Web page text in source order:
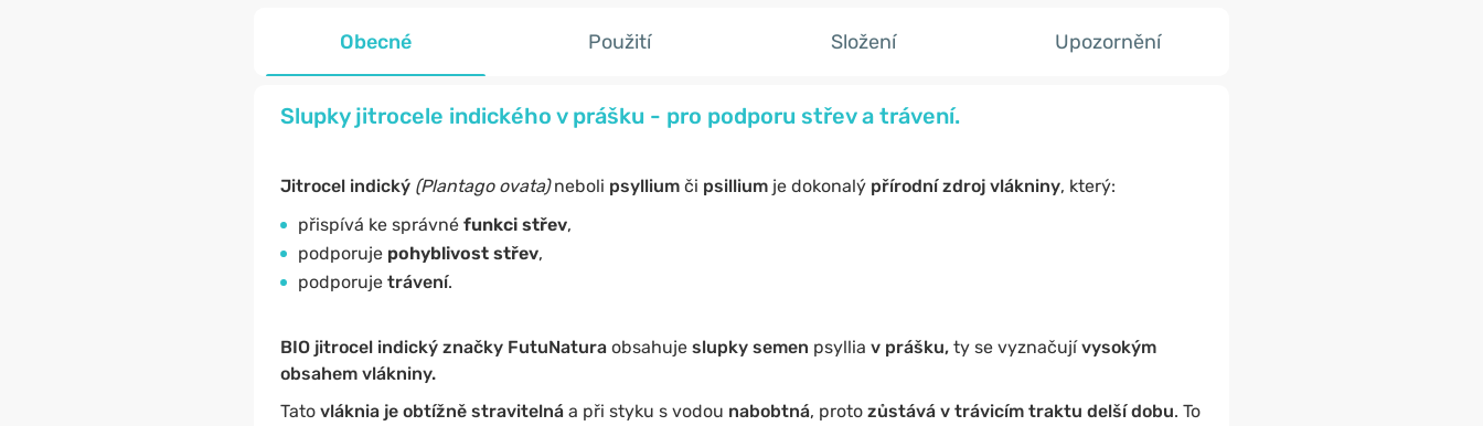
Obecné Použití Složení Upozornění
Slupky jitrocele indického v prášku - pro podporu střev a trávení.
Jitrocel indický (Plantago ovata)neboli psyllium či psillium je dokonalý přírodní zdroj vlákniny, který:
přispívá ke správné funkci střev,
podporuje pohyblivost střev,
podporuje trávení.
BIO jitrocel indický značky FutuNatura obsahuje slupky semen psyllia v ​​prášku, ty se vyznačujívysokým
obsahem vlákniny.
Tato vláknia je obtížně stravitelnáa při styku s vodou nabobtná, proto zůstává v trávicím traktu delší dobu. To